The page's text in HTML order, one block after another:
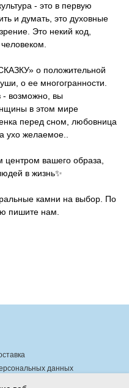
- это в первую
и думать, это духовные
Это некий код,
о положительной
о ее многогранности.
- возможно, вы
в этом мире
перед сном, любовница
ухо желаемое..
центром вашего образа,
в жизнь✨
камни на выбор. По
пишите нам.
данных